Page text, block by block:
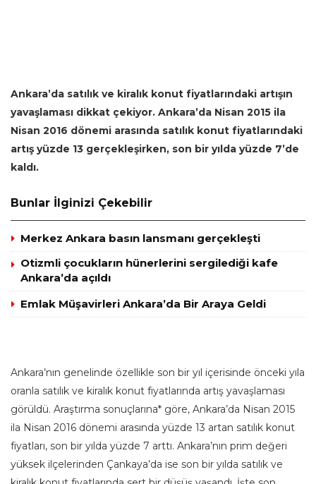
Ankara’da satılık ve kiralık konut fiyatlarındaki artışın
yavaşlaması dikkat çekiyor. Ankara’da Nisan 2015 ila
Nisan 2016 dönemi arasında satılık konut fiyatlarındaki
artış yüzde 13 gerçekleşirken, son bir yılda yüzde 7’de
kaldı.
Bunlar İlginizi Çekebilir
Merkez Ankara basın lansmanı gerçekleşti
Otizmli çocukların hünerlerini sergilediği kafe
Ankara’da açıldı
Emlak Müşavirleri Ankara’da Bir Araya Geldi
Ankara’nın genelinde özellikle son bir yıl içerisinde önceki yıla
oranla satılık ve kiralık konut fiyatlarında artış yavaşlaması
görüldü. Araştırma sonuçlarına* göre, Ankara’da Nisan 2015
ila Nisan 2016 dönemi arasında yüzde 13 artan satılık konut
fiyatları, son bir yılda yüzde 7 arttı. Ankara’nın prim değeri
yüksek ilçelerinden Çankaya’da ise son bir yılda satılık ve